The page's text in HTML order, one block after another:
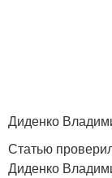
Диденко
Статью
Диденко